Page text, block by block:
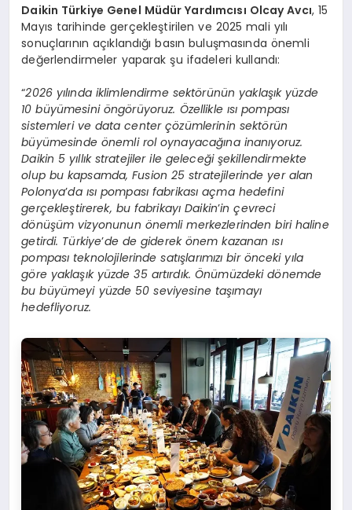
Daikin Türkiye Genel Müdür Yardımcısı Olcay Avcı, 15
Mayıs tarihinde gerçekleştirilen ve 2025 mali yılı
sonuçlarının açıklandığı basın buluşmasında önemli
değerlendirmeler yaparak şu ifadeleri kullandı:
“2026 yılında iklimlendirme sektörünün yaklaşık yüzde
10 büyümesini öngörüyoruz. Özellikle ısı pompası
sistemleri ve data center çözümlerinin sektörün
büyümesinde önemli rol oynayacağına inanıyoruz.
Daikin 5 yıllık stratejiler ile geleceği şekillendirmekte
olup bu kapsamda, Fusion 25 stratejilerinde yer alan
Polonya’da ısı pompası fabrikası açma hedefini
gerçekleştirerek, bu fabrikayı Daikin’in çevreci
dönüşüm vizyonunun önemli merkezlerinden biri haline
getirdi. Türkiye’de de giderek önem kazanan ısı
pompası teknolojilerinde satışlarımızı bir önceki yıla
göre yaklaşık yüzde 35 artırdık. Önümüzdeki dönemde
bu büyümeyi yüzde 50 seviyesine taşımayı
hedefliyoruz.